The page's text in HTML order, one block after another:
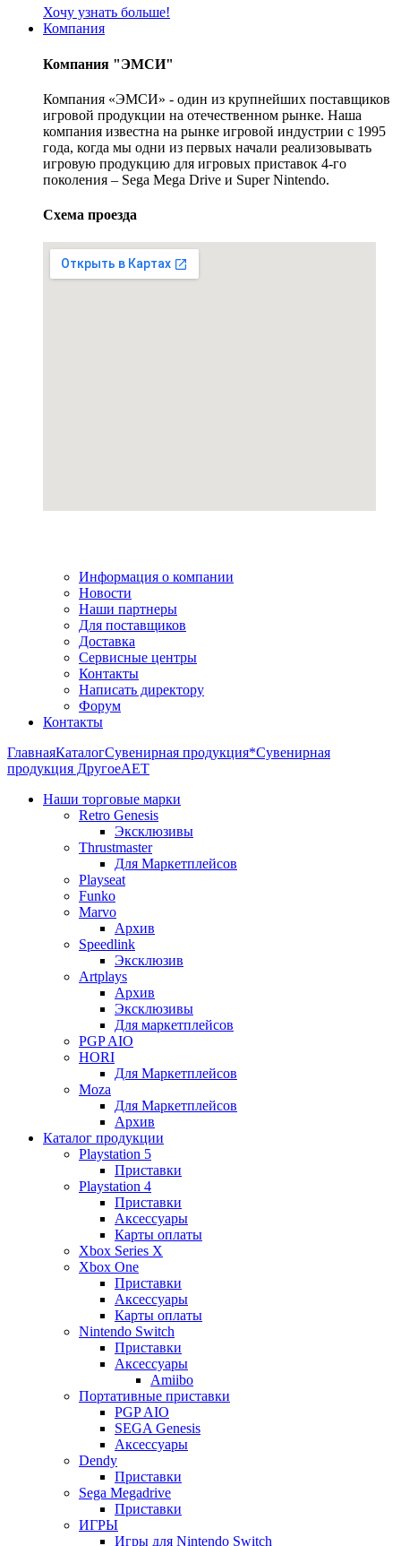
Хочу узнать больше!
Компания
Компания "ЭМСИ"
Компания «ЭМСИ» - один из крупнейших поставщиков
игровой продукции на отечественном рынке. Наша
компания известна на рынке игровой индустрии с 1995
года, когда мы одни из первых начали реализовывать
игровую продукцию для игровых приставок 4-го
поколения – Sega Mega Drive и Super Nintendo.
Схема проезда
Информация о компании
Новости
Наши партнеры
Для поставщиков
Доставка
Сервисные центры
Контакты
Написать директору
Форум
Контакты
ГлавнаяКаталогСувенирная продукция*Сувенирная
продукция ДругоеAET
Наши торговые марки
Retro Genesis
Эксклюзивы
Thrustmaster
Для Маркетплейсов
Playseat
Funko
Marvo
Архив
Speedlink
Эксклюзив
Artplays
Архив
Эксклюзивы
Для маркетплейсов
PGP AIO
HORI
Для Маркетплейсов
Moza
Для Маркетплейсов
Архив
Каталог продукции
Playstation 5
Приставки
Playstation 4
Приставки
Аксессуары
Карты оплаты
Xbox Series X
Xbox One
Приставки
Аксессуары
Карты оплаты
Nintendo Switch
Приставки
Аксессуары
Amiibo
Портативные приставки
PGP AIO
SEGA Genesis
Аксессуары
Dendy
Приставки
Sega Megadrive
Приставки
ИГРЫ
Игры для Nintendo Switch